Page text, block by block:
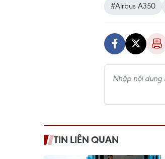
#Airbus A350
TIN LIÊN QUAN